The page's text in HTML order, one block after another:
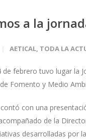
a la
AETICAL, TODA LA
de febrero tuvo lugar la
Fomento y Medio
con una
de la
desarrolladas por